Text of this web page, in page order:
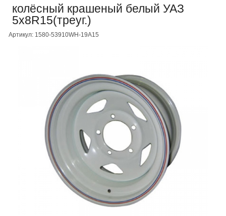
колёсный крашеный белый УАЗ
5x8R15(треуг.)
Артикул: 1580-53910WH-19A15